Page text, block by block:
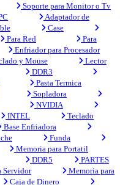
Soporte para Monitor o Tv
Adaptador de
Case
Para Red
Para
Enfriador para Procesador
y Mouse
Lector
DDR3
Pasta Termica
Sopladora
NVIDIA
INTEL
Teclado
Base Enfriadora
Funda
Memoria para Portatil
DDR5
PARTES
Servidor
Memoria para
Caja de Dinero